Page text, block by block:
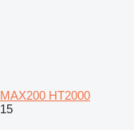
MAX200 HT2000
15